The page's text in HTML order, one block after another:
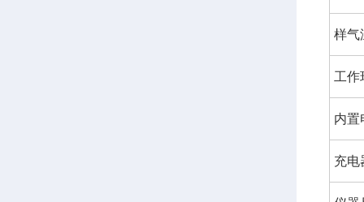
样气
工作
内置
充电